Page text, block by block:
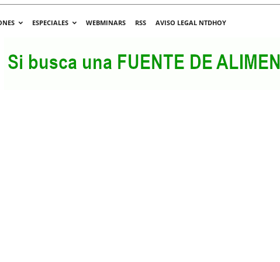
ESPECIALES WEBMINARS RSS
AVISO LEGAL NTDHOY